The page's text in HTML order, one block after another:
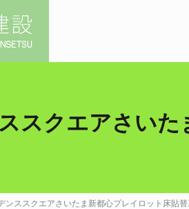
スクエアさい
ンススクエアさいたま新都心プレイロット床貼